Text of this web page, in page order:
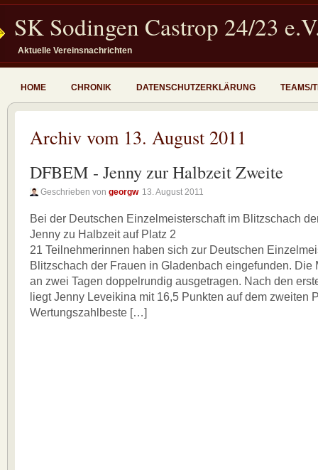
SK Sodingen Castrop 24/23
Aktuelle Vereinsnachrichten
HOME CHRONIK DATENSCHUTZERKLÄRUNG TEAMS/
Archiv vom 13. August 2011
DFBEM - Jenny zur Halbzeit Zweite
Geschrieben von georgw 13. August 2011
Bei der Deutschen Einzelmeisterschaft im Blitzschach
Jenny zu Halbzeit auf Platz 2
21 Teilnehmerinnen haben sich zur Deutschen
Blitzschach der Frauen in Gladenbach eingefunden. Die
an zwei Tagen doppelrundig ausgetragen. Nach den
liegt Jenny Leveikina mit 16,5 Punkten auf dem zweiten
Wertungszahlbeste […]